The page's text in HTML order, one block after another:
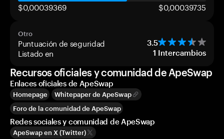
$0,00039369 $0,00039735
Otro
Puntuación de seguridad 3.5
Listado en 1 Intercambios
Recursos oficiales y comunidad de ApeSwap
Enlaces oficiales de ApeSwap
Homepage
Whitepaper de ApeSwap
Foro de la comunidad de ApeSwap
Redes sociales y comunidad de ApeSwap
ApeSwap en X (Twitter)